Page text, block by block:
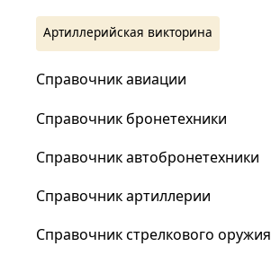
Артиллерийская викторина
Справочник авиации
Справочник бронетехники
Справочник автобронетехники
Справочник артиллерии
Справочник стрелкового оружия